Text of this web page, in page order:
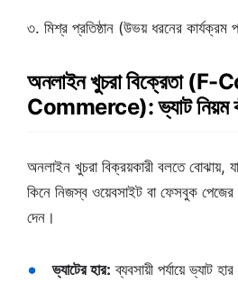
৩. মিশ্র প্রতিষ্ঠান (উভয় ধরনের কার্যক্রম
অনলাইন খুচরা বিক্রেতা
Commerce): ভ্যাট নিয়ম
অনলাইন খুচরা বিক্রয়কারী বলতে বোঝায়,
কিনে নিজস্ব ওয়েবসাইট বা ফেসবুক
দেন।
ভ্যাটের হার: ব্যবসায়ী পর্যায়ে ভ্যাট